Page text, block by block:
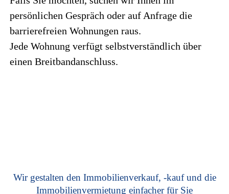
persönlichen Gespräch oder auf Anfrage die
barrierefreien Wohnungen raus.
Jede Wohnung verfügt selbstverständlich über
einen Breitbandanschluss.
Wir gestalten den Immobilienverkauf, -kauf und die
Immobilienvermietung einfacher für Sie